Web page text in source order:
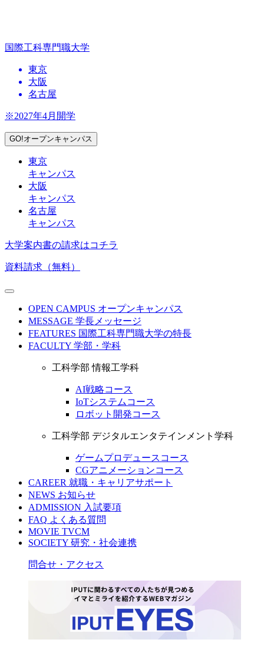
国際工科専門職大学
東京
大阪
名古屋
※2027年4月開学
GO!オープンキャンパス
東京
キャンパス
大阪
キャンパス
名古屋
キャンパス
大学案内書の請求はコチラ
資料請求（無料）
OPEN CAMPUS オープンキャンパス
MESSAGE 学長メッセージ
FEATURES 国際工科専門職大学の特長
FACULTY 学部・学科
工科学部 情報工学科
AI戦略コース
IoTシステムコース
ロボット開発コース
工科学部 デジタルエンタテインメント学科
ゲームプロデュースコース
CGアニメーションコース
CAREER 就職・キャリアサポート
NEWS お知らせ
ADMISSION 入試要項
FAQ よくある質問
MOVIE TVCM
SOCIETY 研究・社会連携
問合せ・アクセス